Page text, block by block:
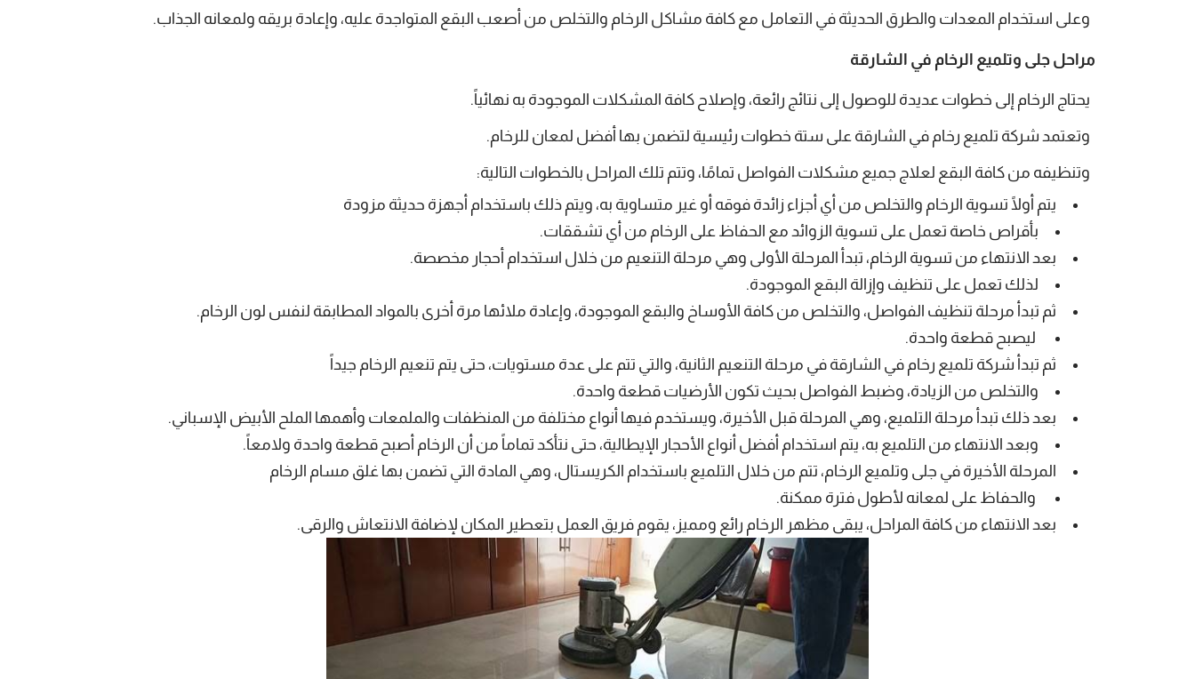
وعلى استخدام المعدات والطرق الحديثة في التعامل مع كافة مشاكل الرخام والتخلص من أصعب البقع المتواجدة عليه، وإعادة بريقه ولمعانه الجذاب.
مراحل جلى وتلميع الرخام في الشارقة
يحتاج الرخام إلى خطوات عديدة للوصول إلى نتائج رائعة، وإصلاح كافة المشكلات الموجودة به نهائياً.
وتعتمد شركة تلميع رخام في الشارقة على ستة خطوات رئيسية لتضمن بها أفضل لمعان للرخام.
وتنظيفه من كافة البقع لعلاج جميع مشكلات الفواصل تمامًا، وتتم تلك المراحل بالخطوات التالية:
يتم أولًا تسوية الرخام والتخلص من أي أجزاء زائدة فوقه أو غير متساوية به، ويتم ذلك باستخدام أجهزة حديثة مزودة
بأقراص خاصة تعمل على تسوية الزوائد مع الحفاظ على الرخام من أي تشققات.
بعد الانتهاء من تسوية الرخام، تبدأ المرحلة الأولى وهي مرحلة التنعيم من خلال استخدام أحجار مخصصة.
لذلك تعمل على تنظيف وإزالة البقع الموجودة.
ثم تبدأ مرحلة تنظيف الفواصل، والتخلص من كافة الأوساخ والبقع الموجودة، وإعادة ملائها مرة أخرى بالمواد المطابقة لنفس لون الرخام.
ليصبح قطعة واحدة.
ثم تبدأ شركة تلميع رخام في الشارقة في مرحلة التنعيم الثانية، والتي تتم على عدة مستويات، حتى يتم تنعيم الرخام جيداً
والتخلص من الزيادة، وضبط الفواصل بحيث تكون الأرضيات قطعة واحدة.
بعد ذلك تبدأ مرحلة التلميع، وهي المرحلة قبل الأخيرة، ويستخدم فيها أنواع مختلفة من المنظفات والملمعات وأهمها الملح الأبيض الإسباني.
وبعد الانتهاء من التلميع به، يتم استخدام أفضل أنواع الأحجار الإيطالية، حتى نتأكد تماماً من أن الرخام أصبح قطعة واحدة ولامعاً.
المرحلة الأخيرة في جلى وتلميع الرخام، تتم من خلال التلميع باستخدام الكريستال، وهي المادة التي تضمن بها غلق مسام الرخام
والحفاظ على لمعانه لأطول فترة ممكنة.
بعد الانتهاء من كافة المراحل، يبقى مظهر الرخام رائع ومميز، يقوم فريق العمل بتعطير المكان لإضافة الانتعاش والرقى.